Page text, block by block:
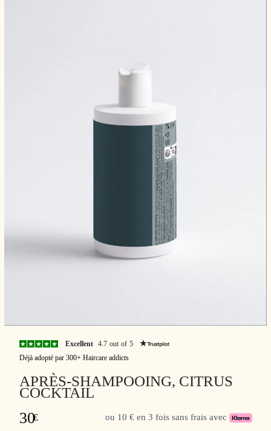
Excellent 4.7 out of 5
Déjà adopté par 300+ Haircare addicts
APRÈS-SHAMPOOING, CITRUS
COCKTAIL
30
€ ou 10 € en 3 fois sans frais avec